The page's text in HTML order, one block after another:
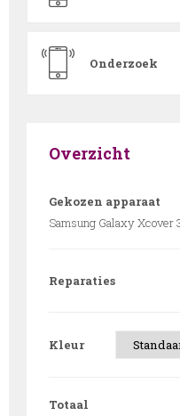
Onderzoek
Overzicht
Gekozen apparaat
Samsung Galaxy Xcover
Reparaties
Kleur
Totaal